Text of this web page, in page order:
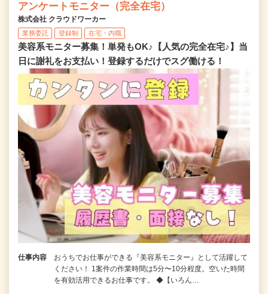
アンケートモニター（完全在宅）
株式会社 クラウドワーカー
業務委託 登録制 在宅・内職
美容系モニター募集！単発もOK♪【人気の完全在宅♪】当
日に謝礼をお支払い！登録するだけでスグ働ける！
仕事内容
おうちでお仕事ができる『美容系モニター』として活躍して
ください！ 1案件の作業時間は5分〜10分程度。空いた時間
を有効活用できるお仕事です。 ◆【いろん…